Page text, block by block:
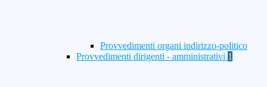
Provvedimenti organi indirizzo-politico
Provvedimenti dirigenti - amministrativi 1